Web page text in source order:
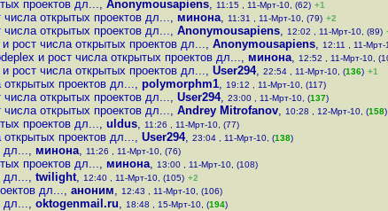
проектов дл..., Anonymousapiens, 11:15 , 11-Мрт-10, (62) +1
открытых проектов дл..., минона, 11:31 , 11-Мрт-10, (79) +2
открытых проектов дл..., Anonymousapiens, 12:02 , 11-Мрт-10, (89)
рост числа открытых проектов дл..., Anonymousapiens, 12:11 , 11-Мрт-
и рост числа открытых проектов дл..., минона, 12:52 , 11-Мрт-10,
рост числа открытых проектов дл..., User294, 22:54 , 11-Мрт-10, (136) +1
проектов дл..., polymorphm1, 19:12 , 11-Мрт-10, (117)
открытых проектов дл..., User294, 23:00 , 11-Мрт-10, (137)
открытых проектов дл..., Andrey Mitrofanov, 10:28 , 12-Мрт-10, (158)
проектов дл..., uldus, 11:26 , 11-Мрт-10, (77)
проектов дл..., User294, 23:04 , 11-Мрт-10, (138)
дл..., минона, 11:26 , 11-Мрт-10, (76)
проектов дл..., минона, 13:00 , 11-Мрт-10, (108)
дл..., twilight, 12:40 , 11-Мрт-10, (105) +2
дл..., аноним, 12:43 , 11-Мрт-10, (106)
дл..., oktogenmail.ru, 18:48 , 15-Мрт-10, (194)